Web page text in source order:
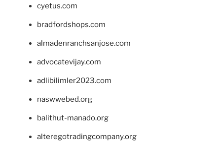
cyetus.com
bradfordshops.com
almadenranchsanjose.com
advocatevijay.com
adlibilimler2023.com
naswwebed.org
balithut-manado.org
alteregotradingcompany.org